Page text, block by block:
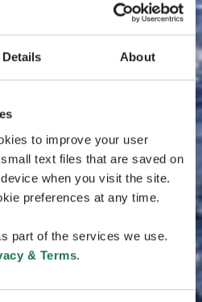
Details About
to improve your user
text files that are saved on
when you visit the site.
preferences at any time.
part of the services we use.
& Terms.